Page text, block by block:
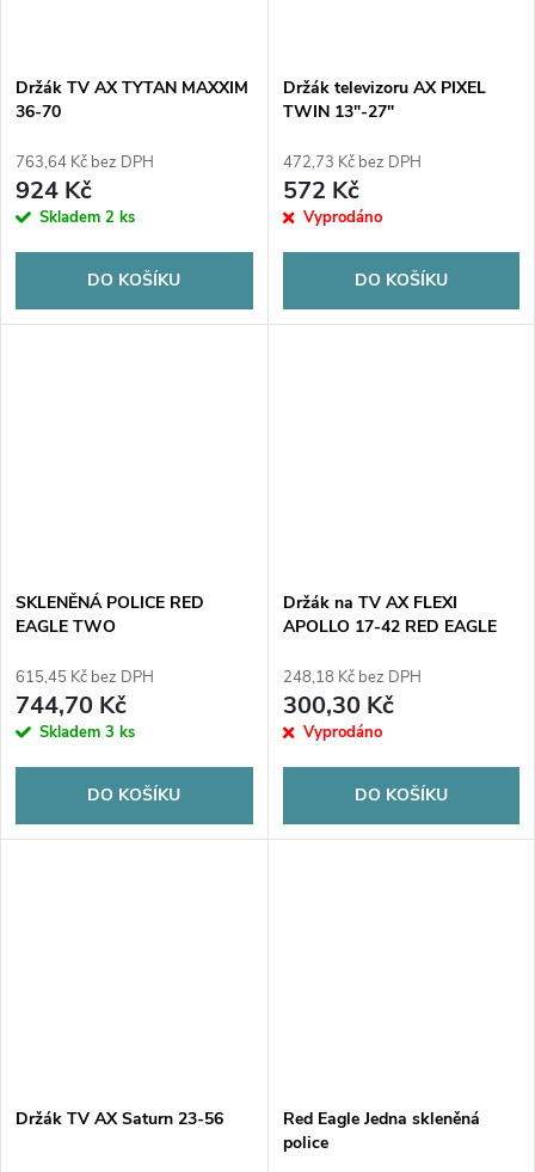
Držák TV AX TYTAN MAXXIM
36-70
763,64 Kč bez DPH
924 Kč
Skladem 2 ks
DO KOŠÍKU
Držák televizoru AX PIXEL
TWIN 13"-27"
472,73 Kč bez DPH
572 Kč
Vyprodáno
DO KOŠÍKU
SKLENĚNÁ POLICE RED
EAGLE TWO
615,45 Kč bez DPH
744,70 Kč
Skladem 3 ks
DO KOŠÍKU
Držák na TV AX FLEXI
APOLLO 17-42 RED EAGLE
248,18 Kč bez DPH
300,30 Kč
Vyprodáno
DO KOŠÍKU
Držák TV AX Saturn 23-56
Red Eagle Jedna skleněná
police